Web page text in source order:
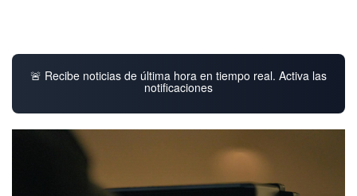
🚨 Recibe noticias de última hora en tiempo real. Activa las
notificaciones